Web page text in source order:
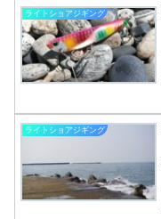
ライトショアジギング
ライトショアジギング